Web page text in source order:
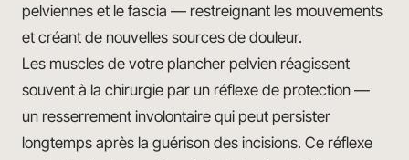
pelviennes et le fascia — restreignant les mouvements
et créant de nouvelles sources de douleur.
Les muscles de votre plancher pelvien réagissent
souvent à la chirurgie par un réflexe de protection —
un resserrement involontaire qui peut persister
longtemps après la guérison des incisions. Ce réflexe